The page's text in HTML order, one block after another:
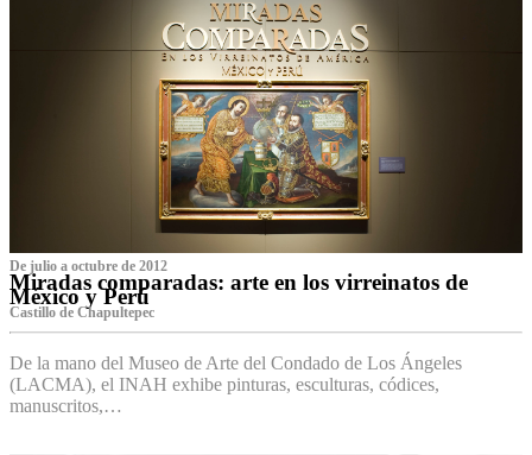
De julio a octubre de 2012
Miradas comparadas: arte en los virreinatos de
México y Perú
Castillo de Chapultepec
De la mano del Museo de Arte del Condado de Los Ángeles
(LACMA), el INAH exhibe pinturas, esculturas, códices,
manuscritos,…